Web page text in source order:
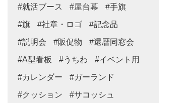
#就活ブース #屋台幕 #手旗
#旗 #社章・ロゴ #記念品
#説明会 #販促物 #還暦同窓会
#A型看板 #うちわ #イベント用
#カレンダー #ガーランド
#クッション #サコッシュ